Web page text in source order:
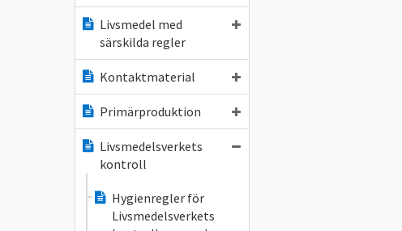
Livsmedel med
särskilda regler
Kontaktmaterial
Primärproduktion
Livsmedelsverkets
kontroll
Hygienregler för
Livsmedelsverkets